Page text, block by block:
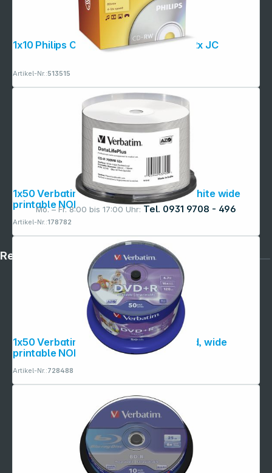
Mo. – Fr. 8:00 bis 17:00 Uhr: Tel. 0931 9708 - 496
1x10 Philips CD-RW 80Min 700MB 4-12x JC
Artikel-Nr.:513515
1x50 Verbatim CD-R 80 / 700MB 52x white wide
printable NON-ID
Artikel-Nr.:178782
1x50 Verbatim DVD+R 4,7GB 16x Speed, wide
printable NON-ID
Artikel-Nr.:728488
Rechtliches